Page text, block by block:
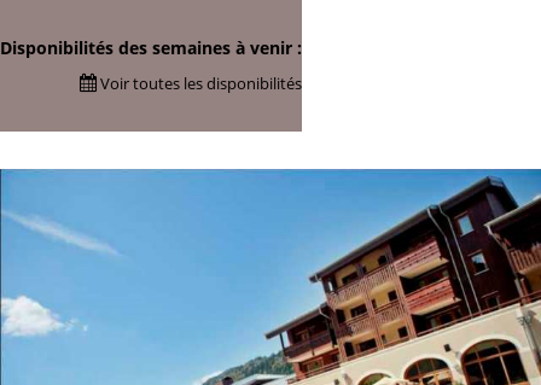
Disponibilités des semaines à venir :
Voir toutes les disponibilités